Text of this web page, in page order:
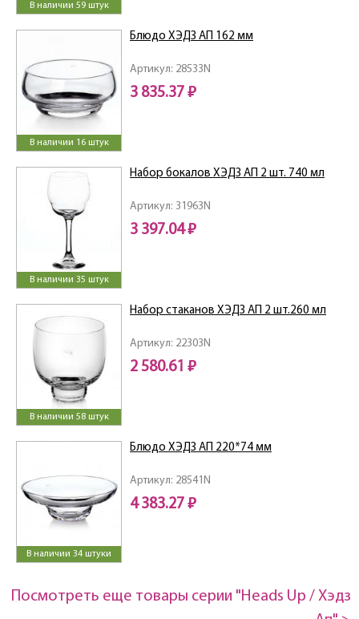
В наличии 59 штук
В наличии 16 штук
Артикул: 28533N
Блюдо ХЭДЗ АП 162 мм
3 835.37 ₽
В наличии 35 штук
Артикул: 31963N
Набор бокалов ХЭДЗ АП 2 шт. 740 мл
3 397.04 ₽
В наличии 58 штук
Артикул: 22303N
Набор стаканов ХЭДЗ АП 2 шт.260 мл
2 580.61 ₽
В наличии 34 штуки
Артикул: 28541N
Блюдо ХЭДЗ АП 220*74 мм
4 383.27 ₽
Посмотреть еще товары серии "Heads Up / Хэдз